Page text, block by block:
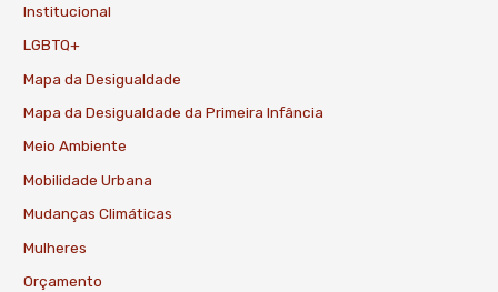
Institucional
LGBTQ+
Mapa da Desigualdade
Mapa da Desigualdade da Primeira Infância
Meio Ambiente
Mobilidade Urbana
Mudanças Climáticas
Mulheres
Orçamento